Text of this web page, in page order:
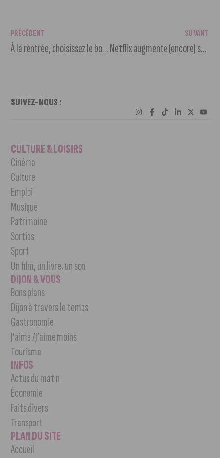
PRÉCÉDENT
À la rentrée, choisissez le bon sport fait pour vous !
SUIVANT
Netflix augmente (encore) ses tarifs à la rentrée
SUIVEZ-NOUS :
CULTURE & LOISIRS
Cinéma
Culture
Emploi
Musique
Patrimoine
Sorties
Sport
Un film, un livre, un son
DIJON & VOUS
Bons plans
Dijon à travers le temps
Gastronomie
J’aime /J’aime moins
Tourisme
INFOS
Actus du matin
Économie
Faits divers
Transport
PLAN DU SITE
Accueil